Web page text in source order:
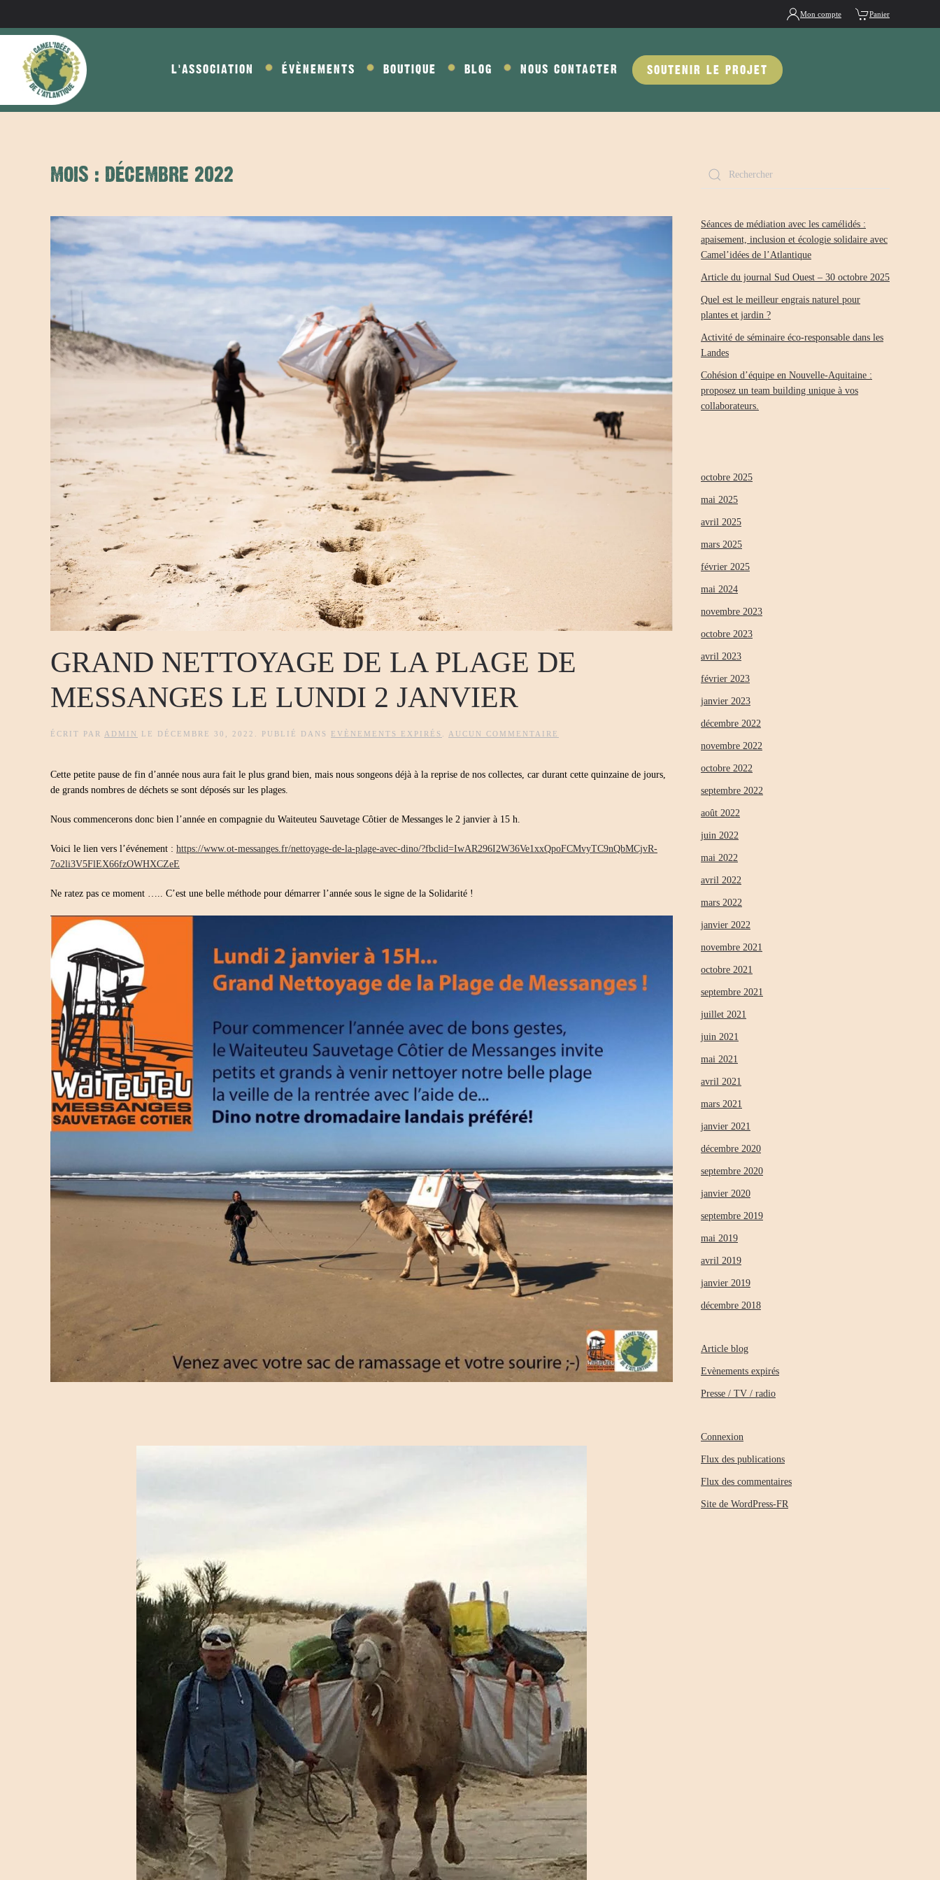
Skip to main content
Mon compte Panier
L'ASSOCIATION ÉVÈNEMENTS BOUTIQUE BLOG NOUS CONTACTER SOUTENIR LE PROJET
MOIS : DÉCEMBRE 2022
GRAND NETTOYAGE DE LA PLAGE DE
MESSANGES LE LUNDI 2 JANVIER
ÉCRIT PAR ADMIN LE DÉCEMBRE 30, 2022 . PUBLIÉ DANS EVÈNEMENTS EXPIRÉS AUCUN COMMENTAIRE
LA
JANVIER
Cette petite pause de fin d’année nous aura fait le plus grand bien, mais nous songeons déjà à la reprise de nos collectes, car durant cette quinzaine de jours,
de grands nombres de déchets se sont déposés sur les plages.
Nous commencerons donc bien l’année en compagnie du Waiteuteu Sauvetage Côtier de Messanges le 2 janvier à 15 h.
Voici le lien vers l’événement : https://www.ot-messanges.fr/nettoyage-de-la-plage-avec-dino/?fbclid=IwAR296I2W36Ve1xxQpoFCMvyTC9nQbMCjvR-
7o2li3V5FlEX66fzOWHXCZeE
Ne ratez pas ce moment ….. C’est une belle méthode pour démarrer l’année sous le signe de la Solidarité !
Séances de médiation avec les camélidés :
apaisement, inclusion et écologie solidaire avec
Camel’idées de l’Atlantique
Article du journal Sud Ouest – 30 octobre 2025
Quel est le meilleur engrais naturel pour
plantes et jardin ?
Activité de séminaire éco-responsable dans les
Landes
Cohésion d’équipe en Nouvelle-Aquitaine :
proposez un team building unique à vos
collaborateurs.
octobre 2025
mai 2025
avril 2025
mars 2025
février 2025
mai 2024
novembre 2023
octobre 2023
avril 2023
février 2023
janvier 2023
décembre 2022
novembre 2022
octobre 2022
septembre 2022
août 2022
juin 2022
mai 2022
avril 2022
mars 2022
janvier 2022
novembre 2021
octobre 2021
septembre 2021
juillet 2021
juin 2021
mai 2021
avril 2021
mars 2021
janvier 2021
décembre 2020
septembre 2020
janvier 2020
septembre 2019
mai 2019
avril 2019
janvier 2019
décembre 2018
Article blog
Evènements expirés
Presse / TV / radio
Connexion
Flux des publications
Flux des commentaires
Site de WordPress-FR